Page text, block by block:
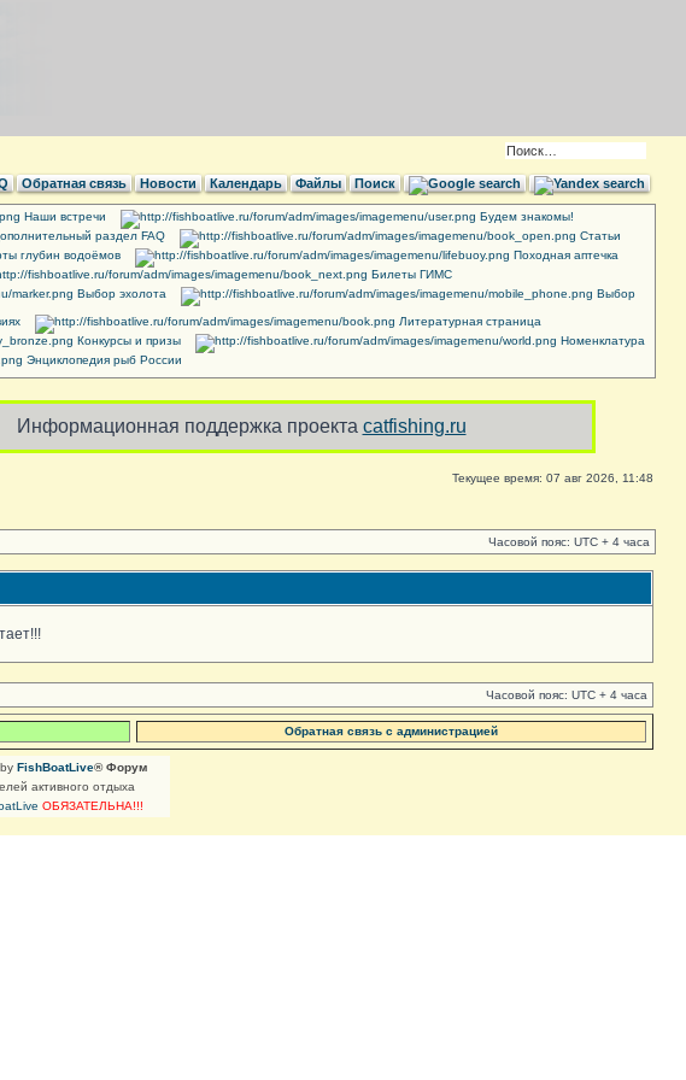
Обратная связь Новости Календарь Файлы Поиск
Наши встречи
Будем знакомы!
раздел FAQ
Cтатьи
глубин водоёмов
Походная аптечка
Билеты ГИМС
Выбор эхолота Выбор
Литературная страница
Конкурсы и призы
Номенклатура
Энциклопедия рыб России
Информационная поддержка проекта catfishing.ru
Текущее время: 07 авг 2026, 11:48
Часовой пояс: UTC + 4 часа
Часовой пояс: UTC + 4 часа
Обратная связь с администрацией
FishBoatLive® Форум
ОБЯЗАТЕЛЬНА!!!